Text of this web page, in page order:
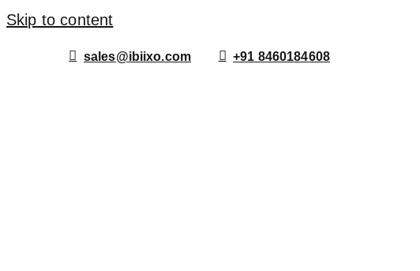
Skip to content
sales@ibiixo.com +91 8460184608